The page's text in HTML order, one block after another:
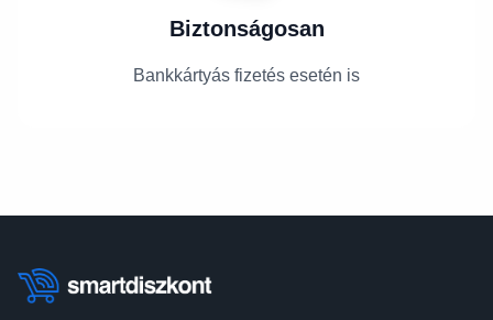
Biztonságosan
Bankkártyás fizetés esetén is